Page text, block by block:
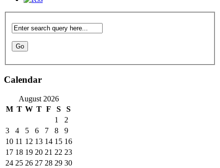
Calendar
August 2026
M T W T F S S
1
2
3
4 5 6 7 8
9
10 11 12 13 14 15 16
17 18 19 20 21 22 23
24 25 26 27 28 29 30